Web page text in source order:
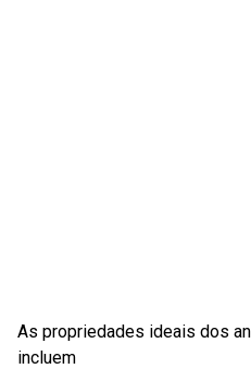
As propriedades ideais dos
incluem